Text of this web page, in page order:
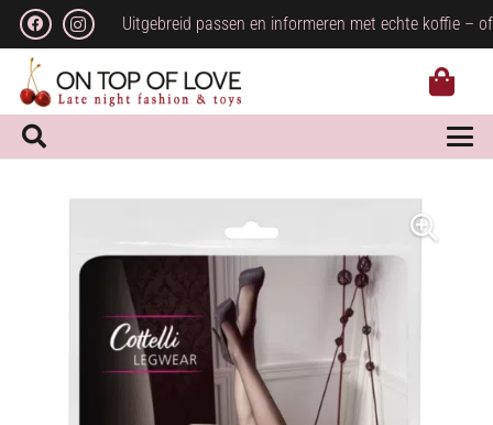
Uitgebreid passen en informeren met echte koffie –